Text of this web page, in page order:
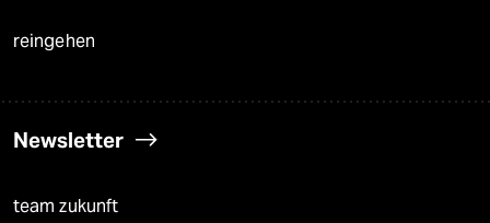
reingehen
Newsletter
team zukunft